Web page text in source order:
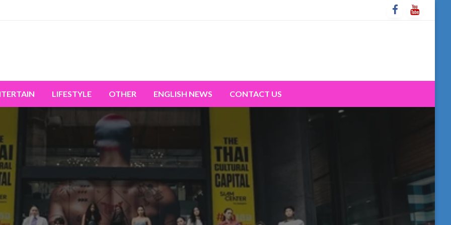
LIFESTYLE OTHER ENGLISH NEWS CONTACT US